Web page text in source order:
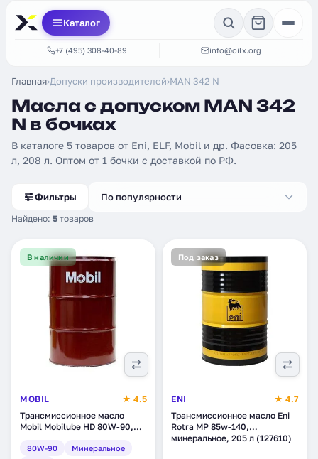
Каталог
+7 (495) 308-40-89 info@oilx.org
Главная›Допуски производителей›MAN 342 N
Масла с допуском MAN 342
N в бочках
В каталоге 5 товаров от Eni, ELF, Mobil и др. Фасовка: 205
л, 208 л. Оптом от 1 бочки с доставкой по РФ.
Фильтры
Найдено: 5 товаров
По популярности
В наличии
MOBIL
★ 4.5
Трансмиссионное масло
Mobil Mobilube HD 80W-90,
80W-90
Минеральное
Под заказ
ENI
★ 4.7
Трансмиссионное масло Eni
Rotra MP 85w-140,
минеральное, 205 л (127610)